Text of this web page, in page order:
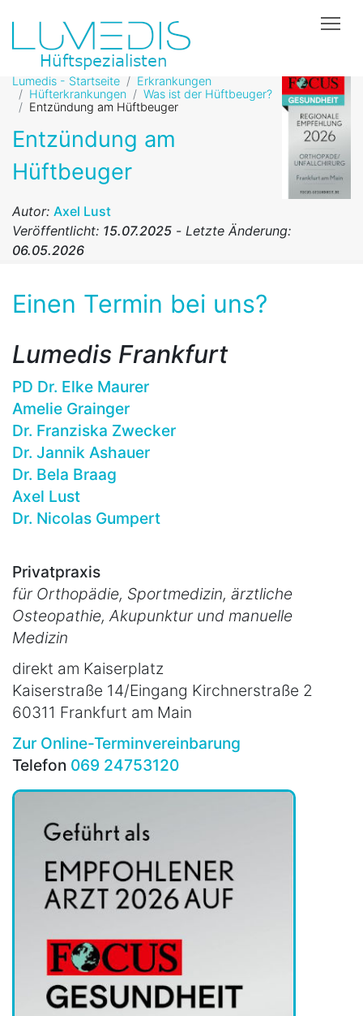
Lumedis - Startseite
Erkrankungen
Hüfterkrankungen
Was ist der Hüftbeuger?
Entzündung am Hüftbeuger
Entzündung am
Hüftbeuger
Autor: Axel Lust
Veröffentlicht: 15.07.2025 - Letzte Änderung:
06.05.2026
Einen Termin bei uns?
Lumedis Frankfurt
PD Dr. Elke Maurer
Amelie Grainger
Dr. Franziska Zwecker
Dr. Jannik Ashauer
Dr. Bela Braag
Axel Lust
Dr. Nicolas Gumpert
Privatpraxis
für Orthopädie, Sportmedizin, ärztliche
Osteopathie, Akupunktur und manuelle
Medizin
direkt am Kaiserplatz
Kaiserstraße 14/Eingang Kirchnerstraße 2
60311 Frankfurt am Main
Zur Online-Terminvereinbarung
Telefon 069 24753120